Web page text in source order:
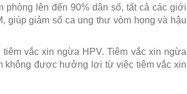
lên đến 90% dân số, tất cả các giới
giúp giảm số ca ung thư vòm họng và hậu
vắc xin ngừa HPV. Tiêm vắc xin ngừa
không được hưởng lợi từ việc tiêm vắc xin